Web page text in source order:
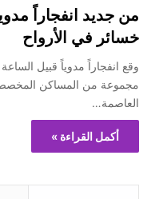
من جديد انفجاراً
خسائر في الأرواح
وقع انفجاراً مدوياً قبيل
مجموعة من المساكن
العاصمة…
أكمل القراءة »